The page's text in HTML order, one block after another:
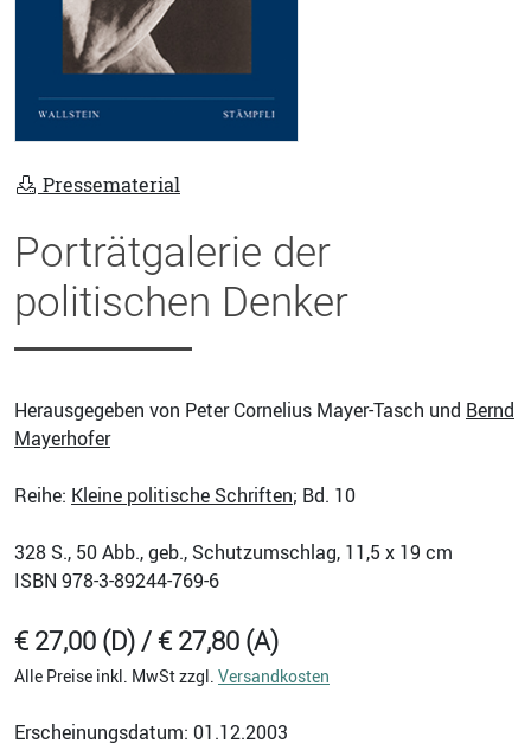
Pressematerial
Porträtgalerie der
politischen Denker
Herausgegeben von Peter Cornelius Mayer-Tasch und Bernd
Mayerhofer
Reihe: Kleine politische Schriften; Bd. 10
328 S., 50 Abb., geb., Schutzumschlag, 11,5 x 19 cm
ISBN 978-3-89244-769-6
€ 27,00 (D) / € 27,80 (A)
Alle Preise inkl. MwSt zzgl. Versandkosten
Erscheinungsdatum: 01.12.2003